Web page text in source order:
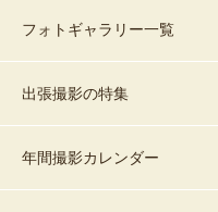
フォトギャラリー一覧
出張撮影の特集
年間撮影カレンダー